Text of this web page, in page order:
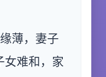
薄，妻子
女难和，家